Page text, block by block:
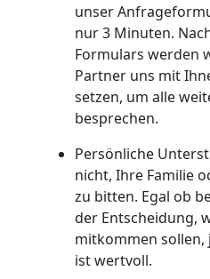
unser
nur 3 Minuten.
Formulars werden
Partner uns mit
setzen, um alle
besprechen.
Persönliche
nicht, Ihre Familie
zu bitten. Egal ob
der Entscheidung,
mitkommen
ist wertvoll.
Umzug
Leonding
Mann